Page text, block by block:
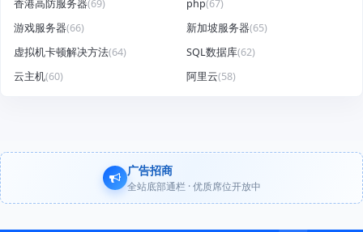
香港高防服务器(69) php(67)
游戏服务器(66) 新加坡服务器(65)
虚拟机卡顿解决方法(64) SQL数据库(62)
云主机(60) 阿里云(58)
广告招商
全站底部通栏 · 优质席位开放中